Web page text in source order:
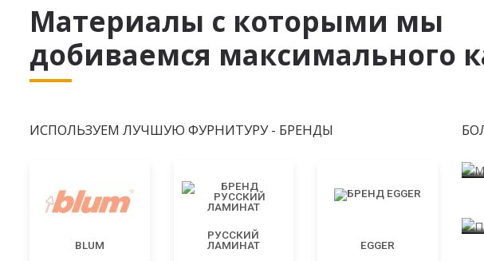
Материалы с которыми мы
добиваемся максимального
ИСПОЛЬЗУЕМ ЛУЧШУЮ ФУРНИТУРУ - БРЕНДЫ
BLUM
РУССКИЙ
ЛАМИНАТ
EGGER